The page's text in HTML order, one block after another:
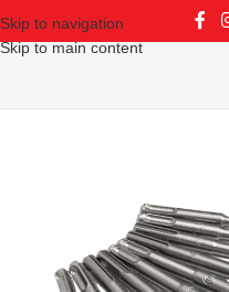
Skip to navigation
Skip to main content